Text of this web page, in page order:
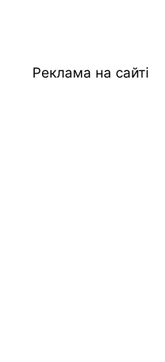
Реклама на сайті